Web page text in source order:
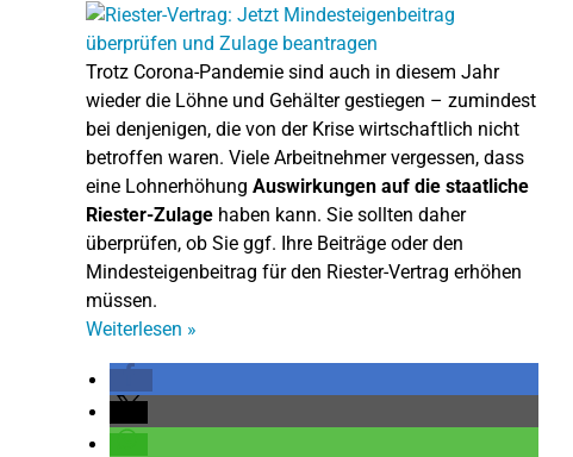
Trotz Corona-Pandemie sind auch in diesem Jahr
wieder die Löhne und Gehälter gestiegen – zumindest
bei denjenigen, die von der Krise wirtschaftlich nicht
betroffen waren. Viele Arbeitnehmer vergessen, dass
eine Lohnerhöhung Auswirkungen auf die staatliche
Riester-Zulage haben kann. Sie sollten daher
überprüfen, ob Sie ggf. Ihre Beiträge oder den
Mindesteigenbeitrag für den Riester-Vertrag erhöhen
müssen.
Weiterlesen »